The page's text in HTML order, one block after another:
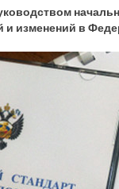
изменений в